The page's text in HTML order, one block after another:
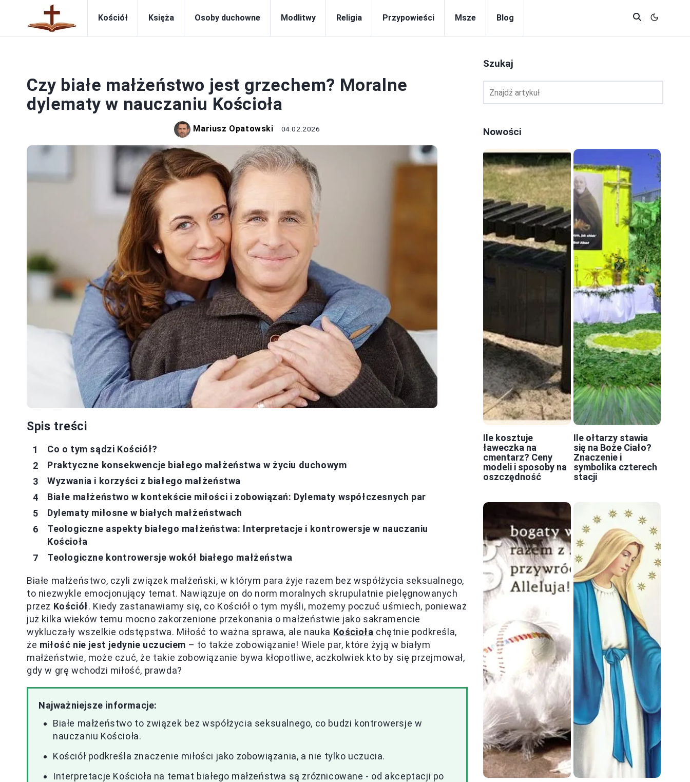
Kościół Księża Osoby duchowne Modlitwy Religia Przypowieści Msze Blog
Czy białe małżeństwo jest grzechem? Moralne
dylematy w nauczaniu Kościoła
Mariusz Opatowski 04.02.2026
Spis treści
Co o tym sądzi Kościół?
Praktyczne konsekwencje białego małżeństwa w życiu duchowym
Wyzwania i korzyści z białego małżeństwa
Białe małżeństwo w kontekście miłości i zobowiązań: Dylematy współczesnych par
Dylematy miłosne w białych małżeństwach
Teologiczne aspekty białego małżeństwa: Interpretacje i kontrowersje w nauczaniu
Kościoła
Teologiczne kontrowersje wokół białego małżeństwa
Białe małżeństwo, czyli związek małżeński, w którym para żyje razem bez współżycia seksualnego,
to niezwykle emocjonujący temat. Nawiązuje on do norm moralnych skrupulatnie pielęgnowanych
przez Kościół. Kiedy zastanawiamy się, co Kościół o tym myśli, możemy poczuć uśmiech, ponieważ
już kilka wieków temu mocno zakorzenione przekonania o małżeństwie jako sakramencie
wykluczały wszelkie odstępstwa. Miłość to ważna sprawa, ale nauka Kościoła chętnie podkreśla,
że miłość nie jest jedynie uczuciem – to także zobowiązanie! Wiele par, które żyją w białym
małżeństwie, może czuć, że takie zobowiązanie bywa kłopotliwe, aczkolwiek kto by się przejmował,
gdy w grę wchodzi miłość, prawda?
Najważniejsze informacje:
Białe małżeństwo to związek bez współżycia seksualnego, co budzi kontrowersje w
nauczaniu Kościoła.
Kościół podkreśla znaczenie miłości jako zobowiązania, a nie tylko uczucia.
Interpretacje Kościoła na temat białego małżeństwa są zróżnicowane - od akceptacji po
Szukaj
Nowości
Ile kosztuje
ławeczka na
cmentarz? Ceny
modeli i sposoby na
oszczędność
Ile ołtarzy stawia
się na Boże Ciało?
Znaczenie i
symbolika czterech
stacji